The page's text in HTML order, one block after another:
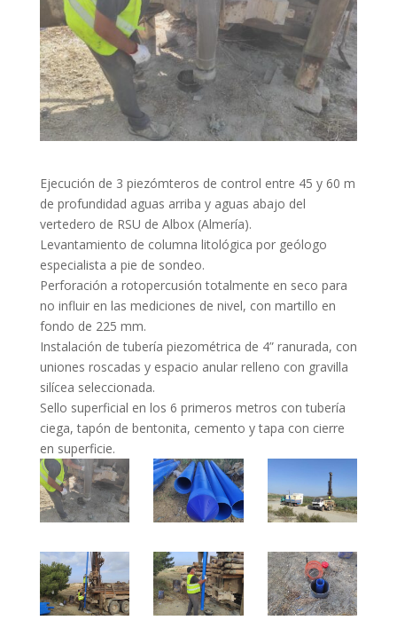
Ejecución de 3 piezómteros de control entre 45 y 60 m
de profundidad aguas arriba y aguas abajo del
vertedero de RSU de Albox (Almería).
Levantamiento de columna litológica por geólogo
especialista a pie de sondeo.
Perforación a rotopercusión totalmente en seco para
no influir en las mediciones de nivel, con martillo en
fondo de 225 mm.
Instalación de tubería piezométrica de 4” ranurada, con
uniones roscadas y espacio anular relleno con gravilla
silícea seleccionada.
Sello superficial en los 6 primeros metros con tubería
ciega, tapón de bentonita, cemento y tapa con cierre
en superficie.